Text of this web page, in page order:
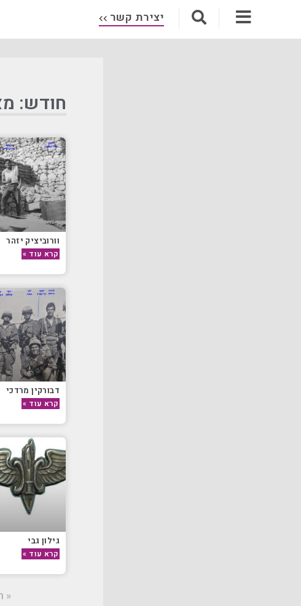
יצירת קשר
חודש: מאי
וורוביציק יזהר
קרא עוד »
דבורקין מרדכי
קרא עוד »
גילון גבי
קרא עוד »
«